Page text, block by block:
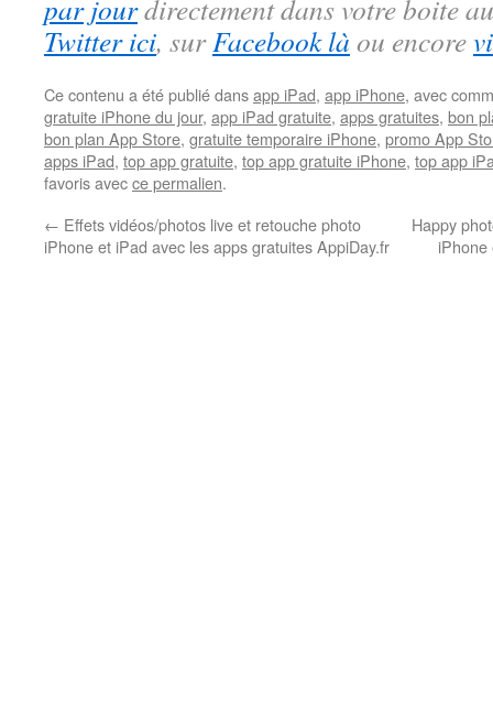
par jourdirectement dans votre boite
Twitter ici, surFacebook là ou encore
Ce contenu a été publié dansapp iPad, app iPhone, avec
gratuite iPhone du jour, app iPad gratuite, apps gratuites, bon
bon plan App Store, gratuite temporaire iPhone, promo App
apps iPad, top app gratuite, top app gratuite iPhone, top app
favoris avecce permalien.
← Effets vidéos/photos live et retouche photo
iPhone et iPad avec les apps gratuites AppiDay.fr
Happy